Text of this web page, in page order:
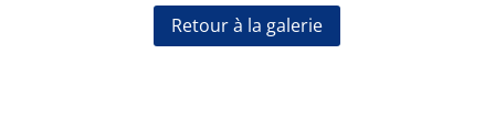
Retour à la galerie